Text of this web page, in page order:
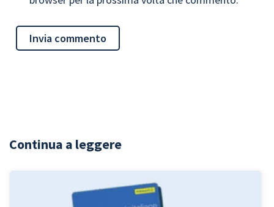
Continua a leggere